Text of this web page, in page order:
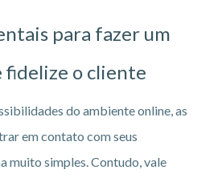
para fazer um
fidelize o cliente
do ambiente online, as
em contato com seus
muito simples. Contudo, vale